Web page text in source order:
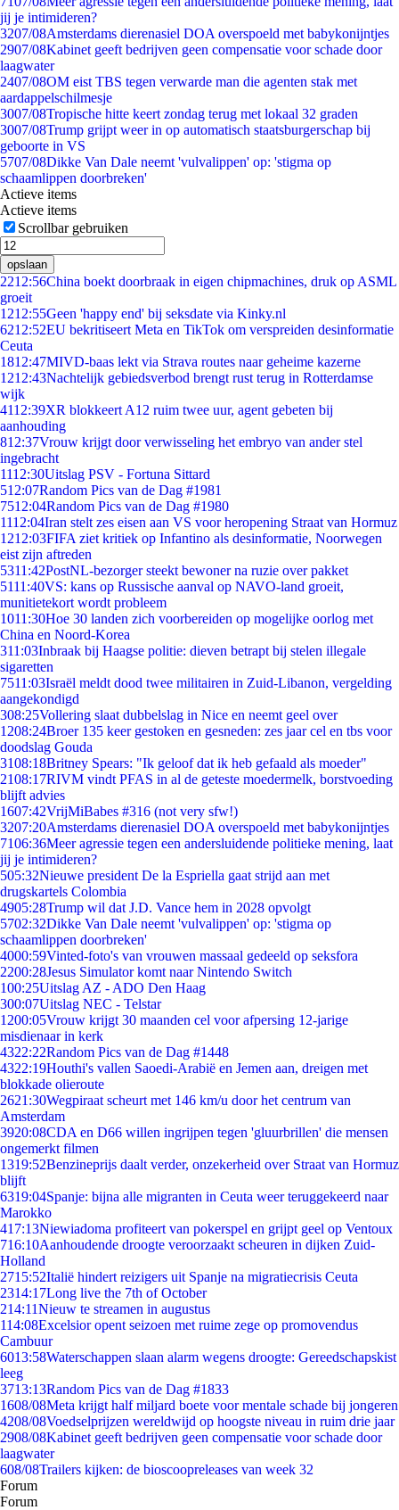
jij je intimideren?
3207/08Amsterdams dierenasiel DOA overspoeld met babykonijntjes
2907/08Kabinet geeft bedrijven geen compensatie voor schade door
laagwater
2407/08OM eist TBS tegen verwarde man die agenten stak met
aardappelschilmesje
3007/08Tropische hitte keert zondag terug met lokaal 32 graden
3007/08Trump grijpt weer in op automatisch staatsburgerschap bij
geboorte in VS
5707/08Dikke Van Dale neemt 'vulvalippen' op: 'stigma op
schaamlippen doorbreken'
Actieve items
Actieve items
Scrollbar gebruiken
opslaan
2212:56China boekt doorbraak in eigen chipmachines, druk op ASML
groeit
1212:55Geen 'happy end' bij seksdate via Kinky.nl
6212:52EU bekritiseert Meta en TikTok om verspreiden desinformatie
Ceuta
1812:47MIVD-baas lekt via Strava routes naar geheime kazerne
1212:43Nachtelijk gebiedsverbod brengt rust terug in Rotterdamse
wijk
4112:39XR blokkeert A12 ruim twee uur, agent gebeten bij
aanhouding
812:37Vrouw krijgt door verwisseling het embryo van ander stel
ingebracht
1112:30Uitslag PSV - Fortuna Sittard
512:07Random Pics van de Dag #1981
7512:04Random Pics van de Dag #1980
1112:04Iran stelt zes eisen aan VS voor heropening Straat van Hormuz
1212:03FIFA ziet kritiek op Infantino als desinformatie, Noorwegen
eist zijn aftreden
5311:42PostNL-bezorger steekt bewoner na ruzie over pakket
5111:40VS: kans op Russische aanval op NAVO-land groeit,
munitietekort wordt probleem
1011:30Hoe 30 landen zich voorbereiden op mogelijke oorlog met
China en Noord-Korea
311:03Inbraak bij Haagse politie: dieven betrapt bij stelen illegale
sigaretten
7511:03Israël meldt dood twee militairen in Zuid-Libanon, vergelding
aangekondigd
308:25Vollering slaat dubbelslag in Nice en neemt geel over
1208:24Broer 135 keer gestoken en gesneden: zes jaar cel en tbs voor
doodslag Gouda
3108:18Britney Spears: "Ik geloof dat ik heb gefaald als moeder"
2108:17RIVM vindt PFAS in al de geteste moedermelk, borstvoeding
blijft advies
1607:42VrijMiBabes #316 (not very sfw!)
3207:20Amsterdams dierenasiel DOA overspoeld met babykonijntjes
7106:36Meer agressie tegen een andersluidende politieke mening, laat
jij je intimideren?
505:32Nieuwe president De la Espriella gaat strijd aan met
drugskartels Colombia
4905:28Trump wil dat J.D. Vance hem in 2028 opvolgt
5702:32Dikke Van Dale neemt 'vulvalippen' op: 'stigma op
schaamlippen doorbreken'
4000:59Vinted-foto's van vrouwen massaal gedeeld op seksfora
2200:28Jesus Simulator komt naar Nintendo Switch
100:25Uitslag AZ - ADO Den Haag
300:07Uitslag NEC - Telstar
1200:05Vrouw krijgt 30 maanden cel voor afpersing 12-jarige
misdienaar in kerk
4322:22Random Pics van de Dag #1448
4322:19Houthi's vallen Saoedi-Arabië en Jemen aan, dreigen met
blokkade olieroute
2621:30Wegpiraat scheurt met 146 km/u door het centrum van
Amsterdam
3920:08CDA en D66 willen ingrijpen tegen 'gluurbrillen' die mensen
ongemerkt filmen
1319:52Benzineprijs daalt verder, onzekerheid over Straat van Hormuz
blijft
6319:04Spanje: bijna alle migranten in Ceuta weer teruggekeerd naar
Marokko
417:13Niewiadoma profiteert van pokerspel en grijpt geel op Ventoux
716:10Aanhoudende droogte veroorzaakt scheuren in dijken Zuid-
Holland
2715:52Italië hindert reizigers uit Spanje na migratiecrisis Ceuta
2314:17Long live the 7th of October
214:11Nieuw te streamen in augustus
114:08Excelsior opent seizoen met ruime zege op promovendus
Cambuur
6013:58Waterschappen slaan alarm wegens droogte: Gereedschapskist
leeg
3713:13Random Pics van de Dag #1833
1608/08Meta krijgt half miljard boete voor mentale schade bij jongeren
4208/08Voedselprijzen wereldwijd op hoogste niveau in ruim drie jaar
2908/08Kabinet geeft bedrijven geen compensatie voor schade door
laagwater
608/08Trailers kijken: de bioscoopreleases van week 32
Forum
Forum